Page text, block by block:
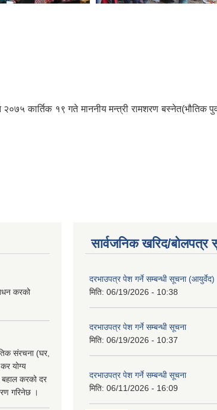
कार्तिक १९ गते माननीय मन्त्री रामशरण बस्नेत(भौतिक
करको
संरचना (घर,
योग्य
बहाल करको दर
गरिनेछ ।
सार्वजनिक खरिद/बोलपत्र
दरभाउपत्र पेश गर्ने सम्बन्धी सूचना (आयुर्वेद)
मिति: 06/19/2026 - 10:38
दरभाउपत्र पेश गर्ने सम्बन्धी सूचना
मिति: 06/19/2026 - 10:37
दरभाउपत्र पेश गर्ने सम्बन्धी सूचना
मिति: 06/11/2026 - 16:09